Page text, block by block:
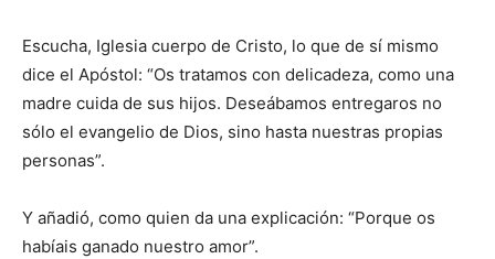
Escucha, Iglesia cuerpo de Cristo, lo que de sí mismo
dice el Apóstol: “Os tratamos con delicadeza, como una
madre cuida de sus hijos. Deseábamos entregaros no
sólo el evangelio de Dios, sino hasta nuestras propias
personas”.
Y añadió, como quien da una explicación: “Porque os
habíais ganado nuestro amor”.